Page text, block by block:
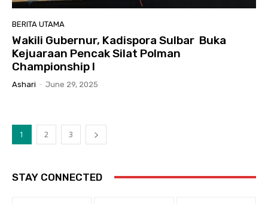
BERITA UTAMA
Wakili Gubernur, Kadispora Sulbar Buka
Kejuaraan Pencak Silat Polman
Championship I
Ashari - June 29, 2025
1 2 3
STAY CONNECTED